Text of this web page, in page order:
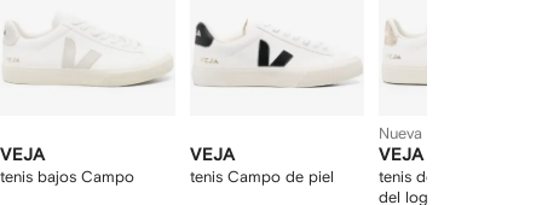
VEJA
tenis bajos Campo
VEJA
tenis Campo de piel
Nueva temporada
VEJA
tenis de piel con
del logo